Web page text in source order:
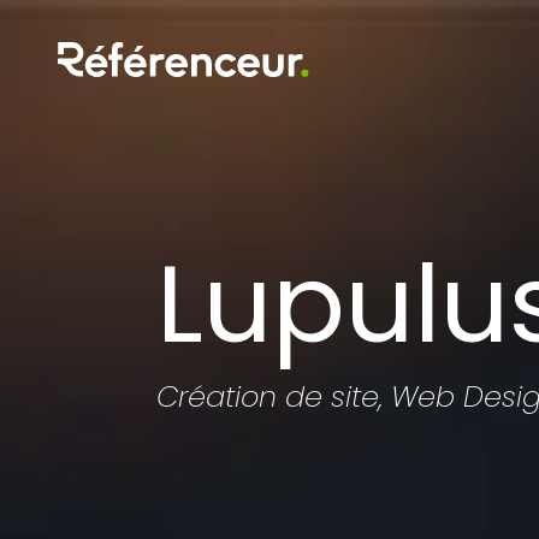
Création de site, Web